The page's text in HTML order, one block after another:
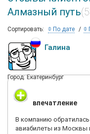
Алмазный путь
Сортировать: По дате
Галина
Город: Екатеринбург
впечатление
В компанию
авиабилеты из Москвы